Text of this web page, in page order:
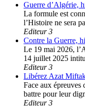
Guerre d’Algérie,
La formule est
l’Histoire ne sera
Editeur 3
Contre la Guerre,
Le 19 mai 2026,
14 juillet 2025
Editeur 3
Libérez Azat
Face aux épreuves
battre pour leur
Editeur 3